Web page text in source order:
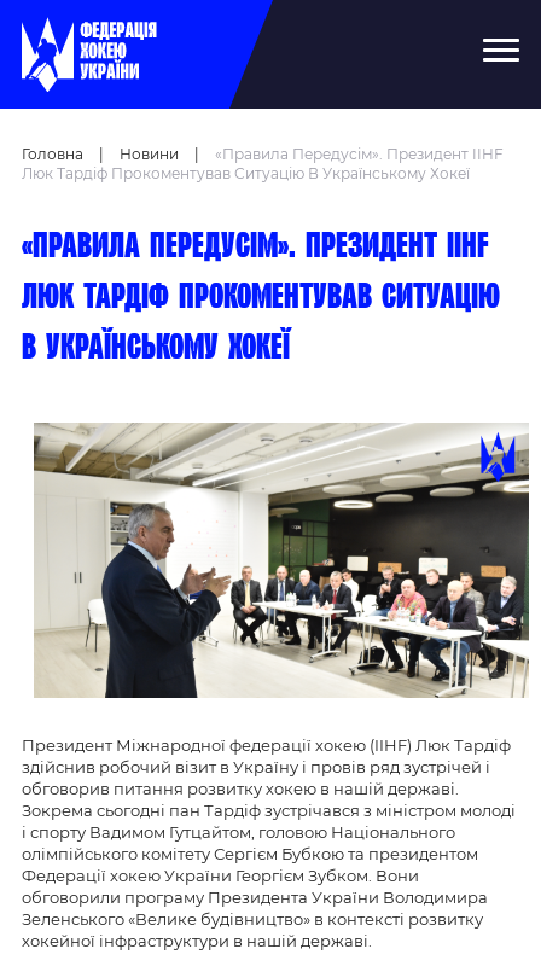
Головна Новини
«Правила Передусім». Президент IIHF
Люк Тардіф Прокоментував Ситуацію В Українському Хокеї
«Правила передусім». Президент IIHF
Люк Тардіф прокоментував ситуацію
в українському хокеї
Президент Міжнародної федерації хокею (IIHF) Люк Тардіф
здійснив робочий візит в Україну і провів ряд зустрічей і
обговорив питання розвитку хокею в нашій державі.
Зокрема сьогодні пан Тардіф зустрічався з міністром молоді
і спорту Вадимом Гутцайтом, головою Національного
олімпійського комітету Сергієм Бубкою та президентом
Федерації хокею України Георгієм Зубком. Вони
обговорили програму Президента України Володимира
Зеленського «Велике будівництво» в контексті розвитку
хокейної інфраструктури в нашій державі.